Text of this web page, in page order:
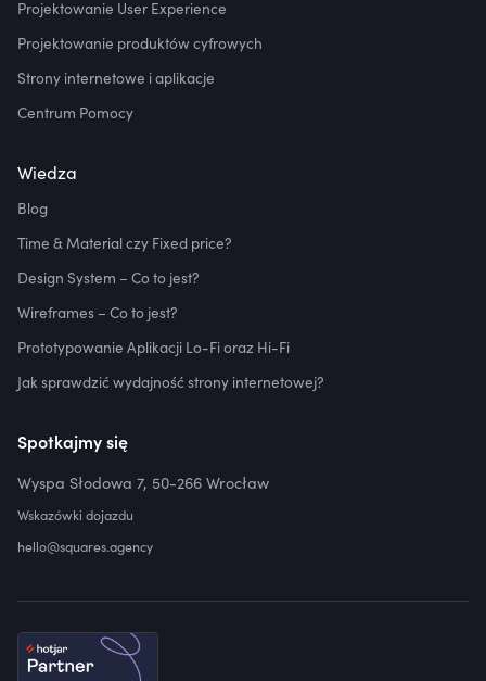
Projektowanie User Experience
Projektowanie produktów cyfrowych
Strony internetowe i aplikacje
Centrum Pomocy
Wiedza
Blog
Time & Material czy Fixed price?
Design System – Co to jest?
Wireframes – Co to jest?
Prototypowanie Aplikacji Lo-Fi oraz Hi-Fi
Jak sprawdzić wydajność strony internetowej?
Spotkajmy się
Wyspa Słodowa 7, 50-266 Wrocław
Wskazówki dojazdu
hello@squares.agency